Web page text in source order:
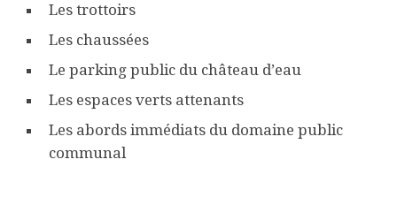
Les trottoirs
Les chaussées
Le parking public du château d’eau
Les espaces verts attenants
Les abords immédiats du domaine public
communal